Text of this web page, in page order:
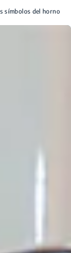
símbolos del horno